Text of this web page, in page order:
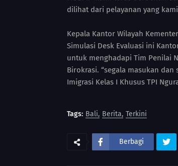
dilihat dari pelayanan yang
Kepala Kantor Wilayah
Simulasi Desk Evaluasi ini
untuk menghadapi Tim Penilai
Birokrasi. “segala masukan
Imigrasi Kelas I Khusus TPI
Tags: Bali Berita Terkini
Berbagi